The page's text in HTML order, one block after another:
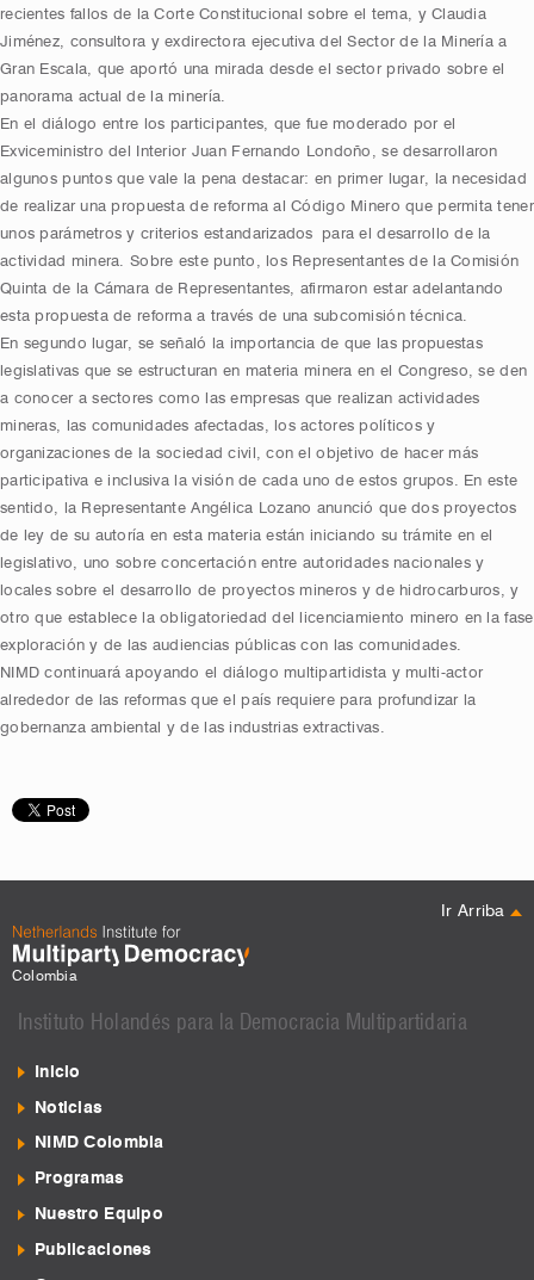
recientes fallos de la Corte Constitucional sobre el tema, y Claudia
Jiménez, consultora y exdirectora ejecutiva del Sector de la Minería a
Gran Escala, que aportó una mirada desde el sector privado sobre el
panorama actual de la minería.
En el diálogo entre los participantes, que fue moderado por el
Exviceministro del Interior Juan Fernando Londoño, se desarrollaron
algunos puntos que vale la pena destacar: en primer lugar, la necesidad
de realizar una propuesta de reforma al Código Minero que permita tener
unos parámetros y criterios estandarizados para el desarrollo de la
actividad minera. Sobre este punto, los Representantes de la Comisión
Quinta de la Cámara de Representantes, afirmaron estar adelantando
esta propuesta de reforma a través de una subcomisión técnica.
En segundo lugar, se señaló la importancia de que las propuestas
legislativas que se estructuran en materia minera en el Congreso, se den
a conocer a sectores como las empresas que realizan actividades
mineras, las comunidades afectadas, los actores políticos y
organizaciones de la sociedad civil, con el objetivo de hacer más
participativa e inclusiva la visión de cada uno de estos grupos. En este
sentido, la Representante Angélica Lozano anunció que dos proyectos
de ley de su autoría en esta materia están iniciando su trámite en el
legislativo, uno sobre concertación entre autoridades nacionales y
locales sobre el desarrollo de proyectos mineros y de hidrocarburos, y
otro que establece la obligatoriedad del licenciamiento minero en la fase
exploración y de las audiencias públicas con las comunidades.
NIMD continuará apoyando el diálogo multipartidista y multi-actor
alrededor de las reformas que el país requiere para profundizar la
gobernanza ambiental y de las industrias extractivas.
Ir Arriba
Colombia
Instituto Holandés para la Democracia Multipartidaria
Inicio
Noticias
NIMD Colombia
Programas
Nuestro Equipo
Publicaciones